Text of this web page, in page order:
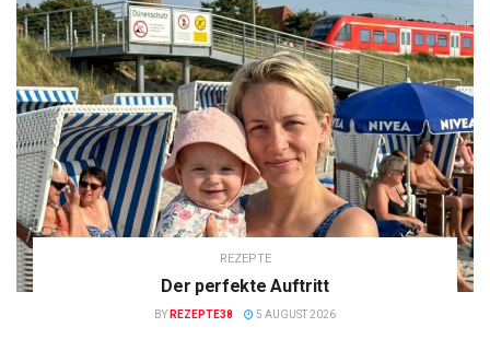
REZEPTE
Der perfekte Auftritt
BY REZEPTE38 5 AUGUST 2026